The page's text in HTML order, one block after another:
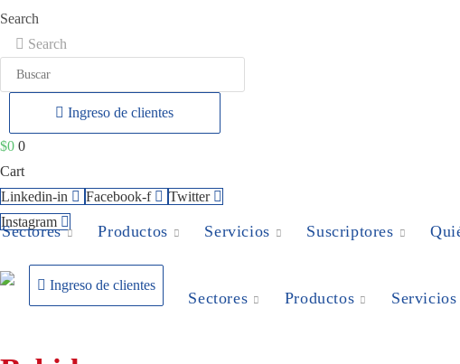
Ir
contenido
Search
Search
Ingreso de clientes
$0 0
Cart
Linkedin-in
Facebook-f
Twitter
Instagram
Sectores Productos Servicios Suscriptores
Ingreso de clientes
Sectores Productos Servicios